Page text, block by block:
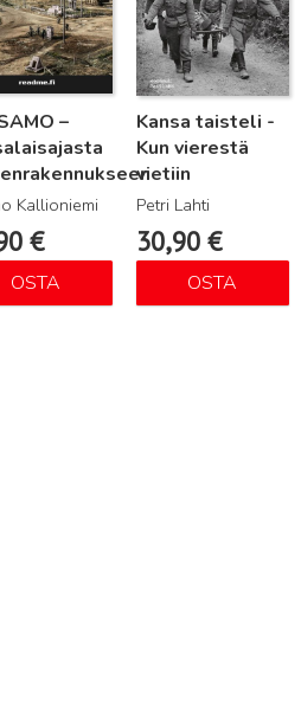
–
Kallioniemi
€
OSTA
Kansa taisteli -
Kun vierestä
vietiin
Petri Lahti
30,90 €
OSTA